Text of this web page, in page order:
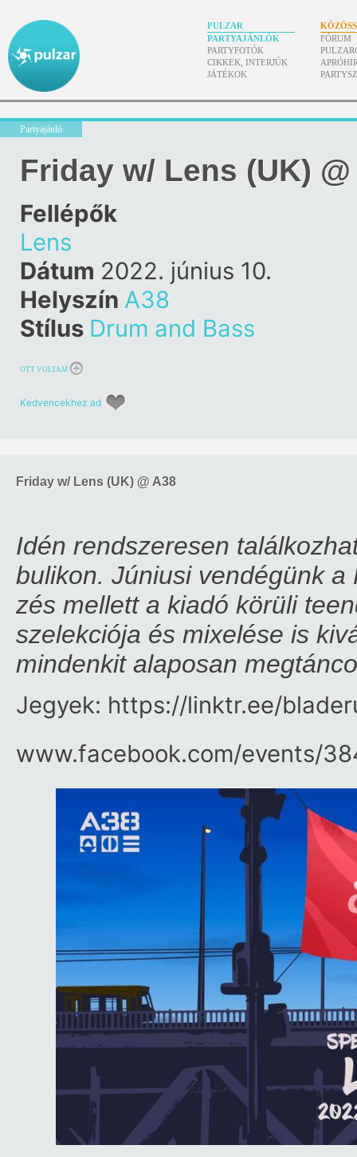
PULZAR
PARTYAJÁNLÓK
PARTYFOTÓK
CIKKEK, INTERJÚK
JÁTÉKOK
FÓRUM
Partyajánló
Friday w/ Lens (UK)
Fellépők
Lens
Dátum 2022. június 10.
Helyszín A38
Stílus Drum and Bass
OTT VOLTAM
Kedvencekhez ad
Friday w/ Lens (UK) @ A38
Idén rendszeresen
bulikon. Júniusi vendégünk
zés mellett a kiadó körüli
szelekciója és mixelése is
mindenkit alaposan
Jegyek: https:/​/​linktr.ee/​
www.facebook.com/​events/​